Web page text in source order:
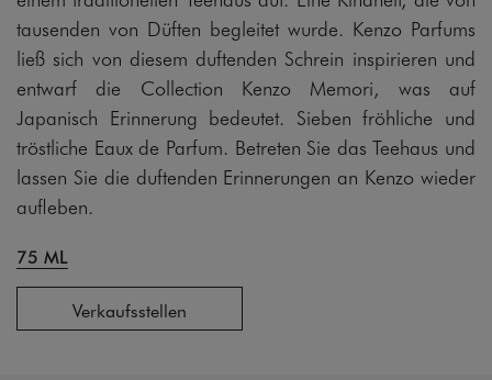
tausenden von Düften begleitet wurde. Kenzo Parfums
ließ sich von diesem duftenden Schrein inspirieren und
entwarf die Collection Kenzo Memori, was auf
Japanisch Erinnerung bedeutet. Sieben fröhliche und
tröstliche Eaux de Parfum. Betreten Sie das Teehaus und
lassen Sie die duftenden Erinnerungen an Kenzo wieder
aufleben.
75 ML
Verkaufsstellen